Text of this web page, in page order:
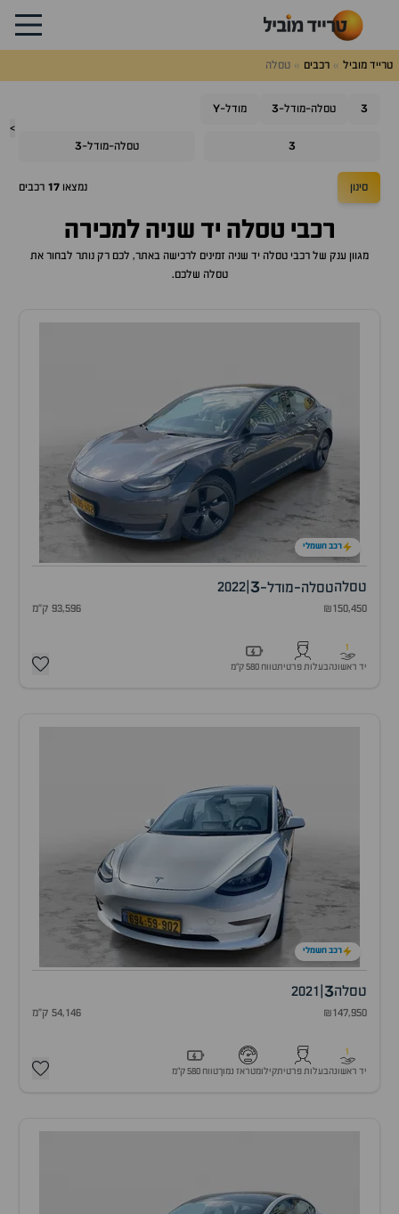
טרייד מוביל רכבים טסלה
>
3 טסלה-מודל-3 מודל-Y
3 טסלה-מודל-3
סינון נמצאו 17 רכבים
רכבי טסלה יד שניה למכירה
מגוון ענק של רכבי טסלה יד שניה זמינים לרכישה באתר, לכם רק נותר לבחור את
טסלה שלכם.
רכב חשמלי
טסלהטסלה-מודל-3
2022
₪150,450 93,596 ק"מ
1
יד ראשונהבעלות פרטיתטווח 580 ק״מ
רכב חשמלי
טסלה3
2021
₪147,950 54,146 ק"מ
1
יד ראשונהבעלות פרטיתקילומטראז נמוךטווח 580 ק״מ